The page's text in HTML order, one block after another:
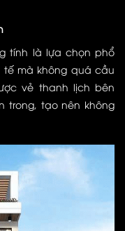
tính là lựa chọn phổ
tế mà không quá cầu
vẻ thanh lịch bên
trong, tạo nên không